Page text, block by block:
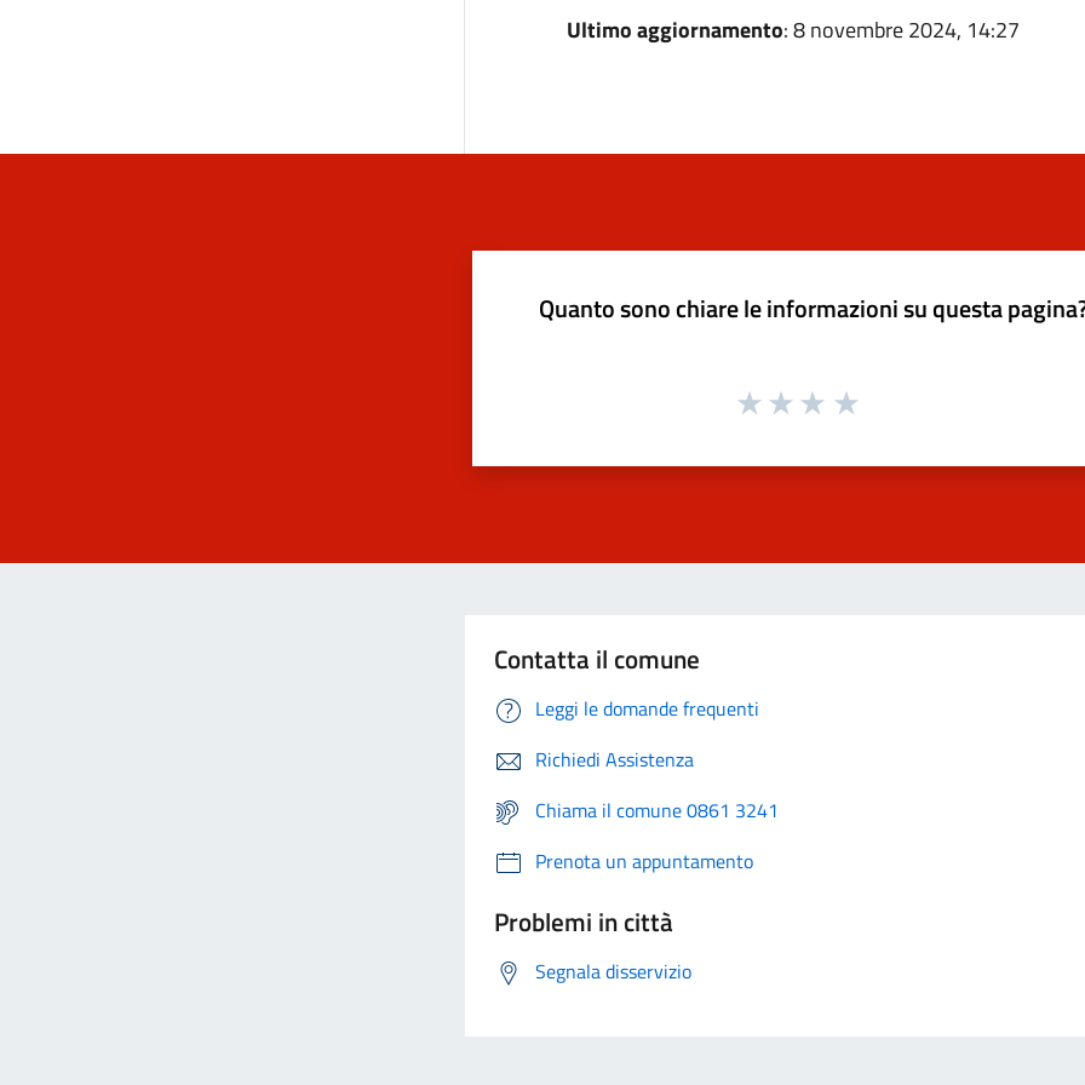
Ultimo aggiornamento: 8 novembre 2024, 14:27
Quanto sono chiare le informazioni su questa
Contatta il comune
Leggi le domande frequenti
Richiedi Assistenza
Chiama il comune 0861 3241
Prenota un appuntamento
Problemi in città
Segnala disservizio